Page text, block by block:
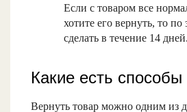
Если с товаром все
хотите его вернуть, то
сделать в течение 14 дней.
Какие есть способы
Вернуть товар можно одним из